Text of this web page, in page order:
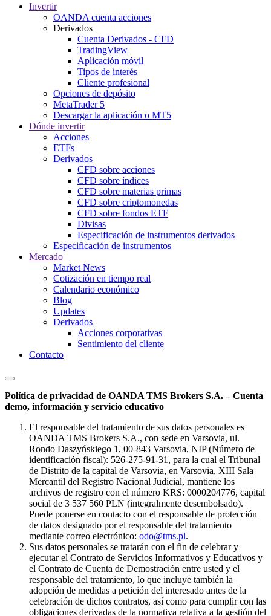
Invertir
OANDA cuenta acciones
Derivados
Cuenta Derivados - CFD
TradingView
Aplicación móvil
Tipos de interés
Cliente profesional
Opciones de depósito
MetaTrader 5
Descargar la aplicación o MT5
Dónde invertir
Acciones
ETFs
Derivados
CFD sobre acciones
CFD sobre índices
CFD sobre materias primas
CFD sobre criptomonedas
CFD sobre fondos ETF
Divisas
Especificación de instrumentos derivados
Especificación de instrumentos
Mercado
Market News
Cotización en tiempo real
Calendario económico
Blog
Updates
Derivados
Acciones corporativas
Sentimiento del cliente
Contacto
Política de privacidad de OANDA TMS Brokers S.A. – Cuenta
demo, información y servicio educativo
El responsable del tratamiento de sus datos personales es
OANDA TMS Brokers S.A., con sede en Varsovia, ul.
Rondo Daszyńskiego 1, 00-843 Varsovia, NIP (Número de
identificación fiscal): 526-275-91-31, para la cual el Tribunal
de Distrito de la capital de Varsovia, en Varsovia, XIII Sala
Mercantil del Registro Nacional Judicial, mantiene los
archivos de registro con el número KRS: 0000204776, capital
social de 3 537 560 PLN (integralmente desembolsado).
Puede ponerse en contacto con el responsable de protección
de datos designado por el responsable del tratamiento
mediante correo electrónico: odo@tms.pl.
Sus datos personales se tratarán con el fin de celebrar y
ejecutar el Contrato de Servicios Informativos y Educativos y
el Contrato de Cuenta de Demostración entre usted y el
responsable del tratamiento, lo que incluye también la
adopción de medidas a petición del interesado antes de la
celebración de dichos contratos, así como para cumplir con las
obligaciones derivadas de la normativa relativa a la gestión del